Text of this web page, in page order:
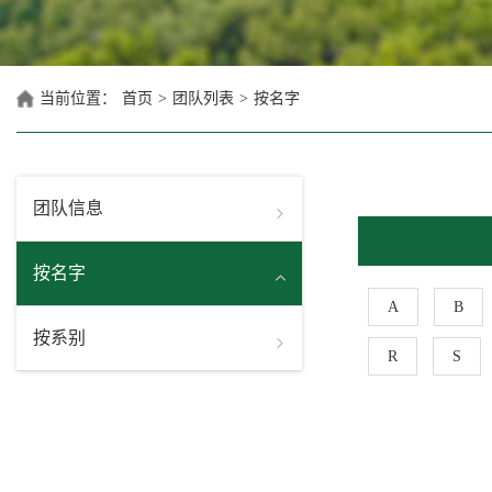
当前位置： 首页 > 团队列表 > 按名字
团队信息
按名字
按系别
A B
R S